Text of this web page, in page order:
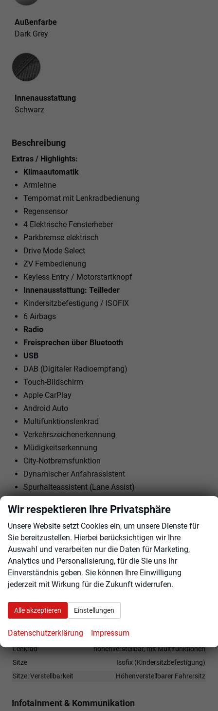
Außenfarbe
Dark Grey
Innenausstattung
Innenausstattung
Schwarz
Beschreibung
Extras / Highlights:
Klimaautomatik
Armlehne
Tempomat mit Lenkradbedienung
Regensensor
4 Elektrische Fensterheber
Parkbremse elektrisch
Drive Mode Select
ZV Fernbedienung
Keyless Entry / Motorstartknopf
Innenausstattung: Teilleder
Kindersitzbefestigung / ISOFIX
6 Airbags
Radio
Freisprechen über Bluetooth
USB
DAB (Digitaler Radioempfang)
Touch-Bildschirm
Apple CarPlay
Android Auto
Multifunktionslenkrad
Verkehrszeichenerkennung
Müdigkeitserkennung
City-Notbremsfunktion
Dynamischer Anfahrassistent
Spurhalteassistent (Lane Assist)
anklappbar
Rückfahrkamera
Parksensoren vorne + hinten
17"" LM-Felgen mit Reifen 215/60R17
Tagfahrlicht mit LED
LED-Scheinwerfer
Innen
Klimatisierung
Lenkrad
höhenverstellbar, mit Multifunktionen
Sitze
Isofix (Kindersitzbefestigung)
Sitze: Verstellbarkeit
Höhenverstellbarer Fahrersitz
Infotainment & Kommunikation
Wir respektieren Ihre Privatsphäre
Unsere Website setzt Cookies ein, um unsere Dienste für
Sie bereitzustellen. Hierbei berücksichtigen wir Ihre
Auswahl und verarbeiten nur die Daten für Marketing,
Analytics und Personalisierung, für die Sie uns Ihr
Einverständnis geben. Sie können Ihre Einwilligung
jederzeit mit Wirkung für die Zukunft widerrufen.
Alle akzeptieren Einstellungen
Datenschutzerklärung Impressum